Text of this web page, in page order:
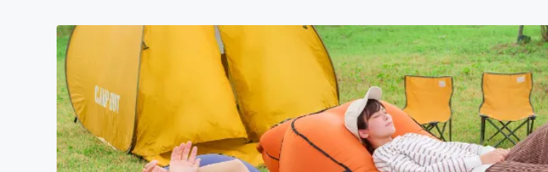
アート・写真 音楽
テクノロジー・ガジェット ゲーム・サービス開発
映像・映画 書籍・雑誌出版